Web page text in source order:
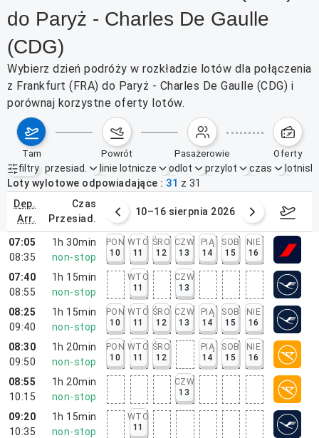
do Paryż - Charles De Gaulle
(CDG)
Wybierz dzień podróży w rozkładzie lotów dla połączenia
z Frankfurt (FRA) do Paryż - Charles De Gaulle (CDG) i
porównaj korzystne oferty lotów.
tam powrót pasażerowie oferty
filtry
Aktywne filtry brak
przesiad. linie lotnicze odlot przylot czas
Loty wylotowe odpowiadające
31 z 31
dep.
arr.
czas
przesiad.
sierpnia 2026 10–16 sierpnia 2026
07:05
08:35
1h 30min
non-stop
PON
10
WTO
11
ŚRO
12
CZW
13
PIĄ
14
SOB
15
NIE
16
07:40
08:55
1h 15min
non-stop
WTO
11
CZW
13
08:25
09:40
1h 15min
non-stop
PON
10
WTO
11
ŚRO
12
CZW
13
PIĄ
14
SOB
15
NIE
16
08:30
09:50
1h 20min
non-stop
PON
10
WTO
11
ŚRO
12
PIĄ
14
SOB
15
NIE
16
08:55
10:15
1h 20min
non-stop
CZW
13
09:20
10:35
1h 15min
non-stop
WTO
11